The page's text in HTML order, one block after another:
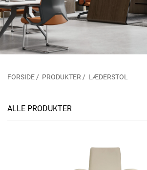
FORSIDE / PRODUKTER / LÆDERSTOL
ALLE PRODUKTER